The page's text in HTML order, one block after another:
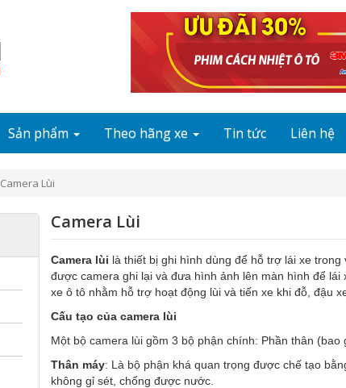
Sản phẩm Theo hãng xe Tin tức Liên hệ
Camera Lùi
Camera Lùi
Camera lùi là thiết bị ghi hình dùng để hỗ trợ lái xe
được camera ghi lại và đưa hình ảnh lên màn hình để
xe ô tô nhằm hỗ trợ hoạt động lùi và tiến xe khi đỗ, đậu
Cấu tạo của camera lùi
Một bộ camera lùi gồm 3 bộ phận chính: Phần thân
Thân máy: Là bộ phận khá quan trọng được chế tạo
không gỉ sét, chống được nước.